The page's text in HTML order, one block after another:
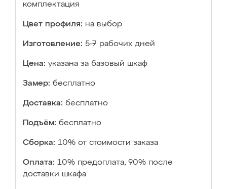
комплектация
Цвет профиля: на выбор
Изготовление: 5-7 рабочих дней
Цена: указана за базовый шкаф
Замер: бесплатно
Доставка: бесплатно
Подъём: бесплатно
Сборка: 10% от стоимости заказа
Оплата: 10% предоплата, 90% после
доставки шкафа